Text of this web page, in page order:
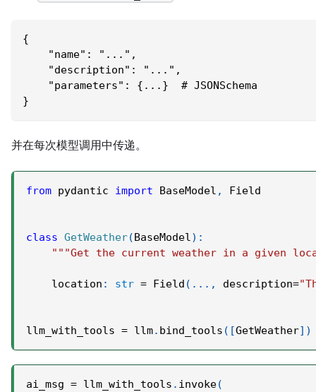
{
    "name": "...",
    "description": "...",
    "parameters": {...}  # JSONSchema
}
并在每次模型调用中传递。
from pydantic import BaseModel , Field
class GetWeather(BaseModel) :
"""Get the current weather in a given
    location
: str = Field ( . . . , description=
llm_with_tools = llm. bind_tools ( [GetWeather] )
ai_msg = llm_with_tools . invoke(